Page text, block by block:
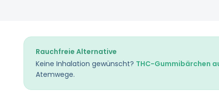
Rauchfreie Alternative
Keine Inhalation gewünscht? THC-Gummibärchen
Atemwege.